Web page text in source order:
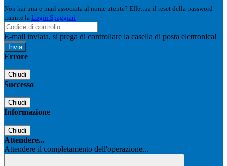
Non hai una e-mail associata al nome utente? Effettua il reset della password
tramite la Login Spaggiari
E-mail inviata, si prega di controllare la casella di posta elettronica!
Errore
Chiudi
Successo
Chiudi
Informazione
Chiudi
Attendere...
Attendere il completamento dell'operazione...